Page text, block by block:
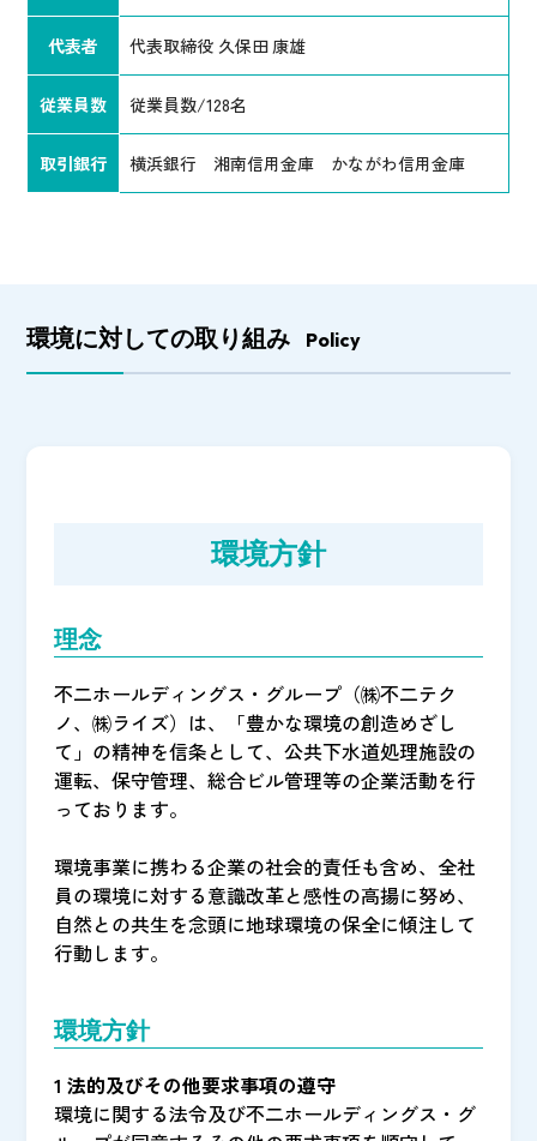
代表者 代表取締役 久保田 康雄
従業員数 従業員数/128名
取引銀行 横浜銀行 湘南信用金庫 かながわ信用金庫
環境に対しての取り組み Policy
環境方針
理念
不二ホールディングス・グループ（㈱不二テク
ノ、㈱ライズ）は、「豊かな環境の創造めざし
て」の精神を信条として、公共下水道処理施設の
運転、保守管理、総合ビル管理等の企業活動を行
っております。
環境事業に携わる企業の社会的責任も含め、全社
員の環境に対する意識改革と感性の高揚に努め、
自然との共生を念頭に地球環境の保全に傾注して
行動します。
環境方針
1 法的及びその他要求事項の遵守
環境に関する法令及び不二ホールディングス・グ